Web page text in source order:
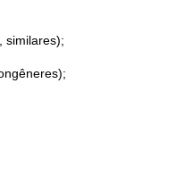
similares);